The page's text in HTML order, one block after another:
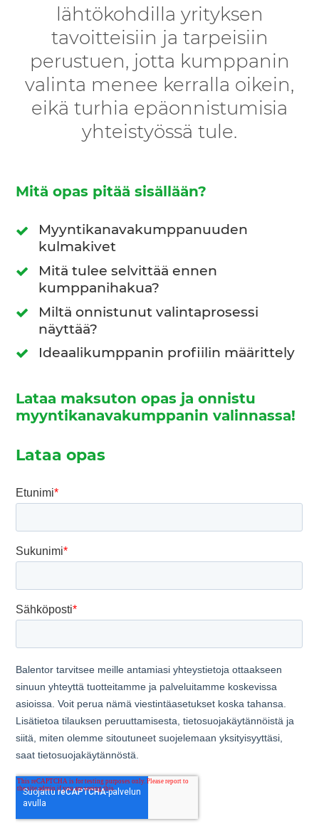
lähtökohdilla yrityksen
tavoitteisiin ja tarpeisiin
perustuen, jotta kumppanin
valinta menee kerralla oikein,
eikä turhia epäonnistumisia
yhteistyössä tule.
Mitä opas pitää sisällään?
Myyntikanavakumppanuuden
kulmakivet
Mitä tulee selvittää ennen
kumppanihakua?
Miltä onnistunut valintaprosessi
näyttää?
Ideaalikumppanin profiilin määrittely
Lataa maksuton opas ja onnistu
myyntikanavakumppanin valinnassa!
Lataa opas